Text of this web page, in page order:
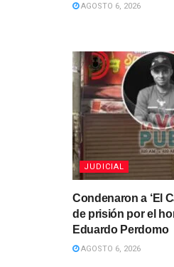
AGOSTO 6, 2026
JUDICIAL
Condenaron a ‘El
de prisión por el
Eduardo Perdomo
AGOSTO 6, 2026